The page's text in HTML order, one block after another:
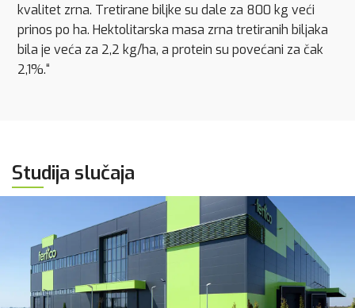
kvalitet zrna. Tretirane biljke su dale za 800 kg veći
prinos po ha. Hektolitarska masa zrna tretiranih biljaka
bila je veća za 2,2 kg/ha, a protein su povećani za čak
2,1%.“
Studija slučaja